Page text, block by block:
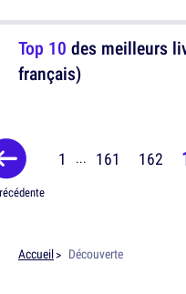
Top 10 des meilleurs
français)
1 ... 161 162
Accueil Découverte